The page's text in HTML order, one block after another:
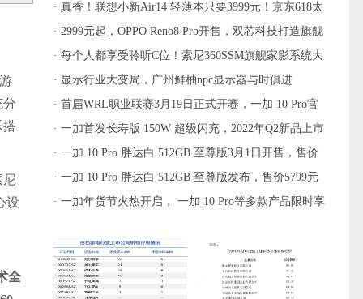
分
搭
尼
设
全
启，零距离感受电竞乐趣
· 真香！联想小新Air14 轻薄本只要3999元！京东618太
狠了
· 2999元起，OPPO Reno8 Pro开售，双芯科技打造旗舰
影像体验
· 每个人都享受聆听C位！索尼360SSM旗舰家影系统大
动作
· 显示行业大变局，广州鲜柚npc显示器与时俱进
· 首届WRL职业联赛3月19日正式开赛，一加 10 Pro官
方赛事用机重磅登场
· 一加首发长寿版 150W 超级闪充，2022年Q2新品上市
搭载
· 一加 10 Pro 胖达白 512GB 至尊版3月1日开售，售价
5799元
· 一加 10 Pro 胖达白 512GB 至尊版发布，售价5799元
· 一加年货节火热开启， 一加 10 Pro等多款产品限时享